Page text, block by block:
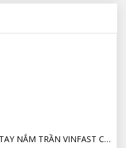
TAY NẮM TRẦN VINFAST CHÍNH HÃNG